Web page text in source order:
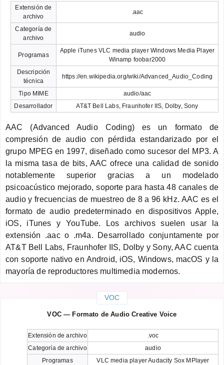
Extensión de
archivo
.aac
Categoría de
archivo
audio
Programas
Apple iTunes VLC media player Windows Media Player
Winamp foobar2000
Descripción
técnica
https://en.wikipedia.org/wiki/Advanced_Audio_Coding
Tipo MIME
audio/aac
Desarrollador
AT&T Bell Labs, Fraunhofer IIS, Dolby, Sony
AAC (Advanced Audio Coding) es un formato de
compresión de audio con pérdida estandarizado por el
grupo MPEG en 1997, diseñado como sucesor del MP3. A
la misma tasa de bits, AAC ofrece una calidad de sonido
notablemente superior gracias a un modelado
psicoacústico mejorado, soporte para hasta 48 canales de
audio y frecuencias de muestreo de 8 a 96 kHz. AAC es el
formato de audio predeterminado en dispositivos Apple,
iOS, iTunes y YouTube. Los archivos suelen usar la
extensión .aac o .m4a. Desarrollado conjuntamente por
AT&T Bell Labs, Fraunhofer IIS, Dolby y Sony, AAC cuenta
con soporte nativo en Android, iOS, Windows, macOS y la
mayoría de reproductores multimedia modernos.
VOC
VOC — Formato de Audio Creative Voice
Extensión de archivo
.voc
Categoría de archivo
audio
Programas
VLC media player Audacity Sox MPlayer